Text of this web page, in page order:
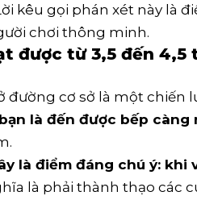
kêu gọi phán xét này là
chơi thông minh.
được từ 3,5 đến 4,5
đường cơ sở là một
là đến được bếp càng
là điểm đáng chú ý: khi
là phải thành thạo các